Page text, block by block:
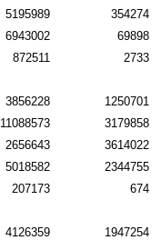
5195989
354274
6943002
69898
872511 2733
3856228
1250701
11088573
3179858
2656643
3614022
5018582
2344755
207173 674
4126359
1947254